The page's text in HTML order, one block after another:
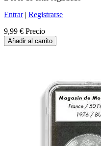
Entrar| Registrarse
9,99 € Precio
Añadir al carrito